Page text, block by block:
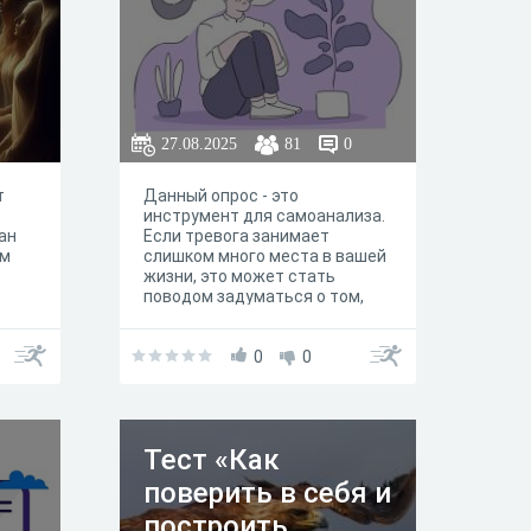
у
в
27.08.2025 81 0
Данный опрос - это
инструмент для самоанализа.
Если тревога занимает
слишком много места в вашей
жизни, это может стать
поводом задуматься о том,
0
0
Тест «Как
поверить в себя и